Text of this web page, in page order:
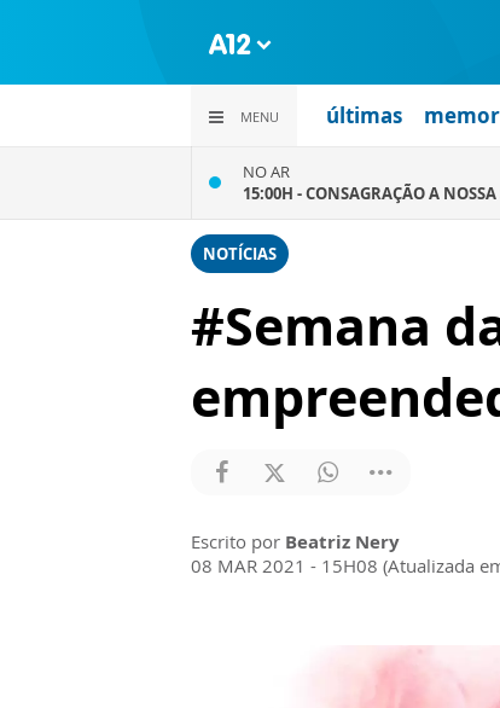
MENU últimas
NO AR
15:00H -CONSAGRAÇÃO A
NOTÍCIAS
#Semana
Escrito por Beatriz Nery
08 MAR 2021 - 15H08 (Atualizada